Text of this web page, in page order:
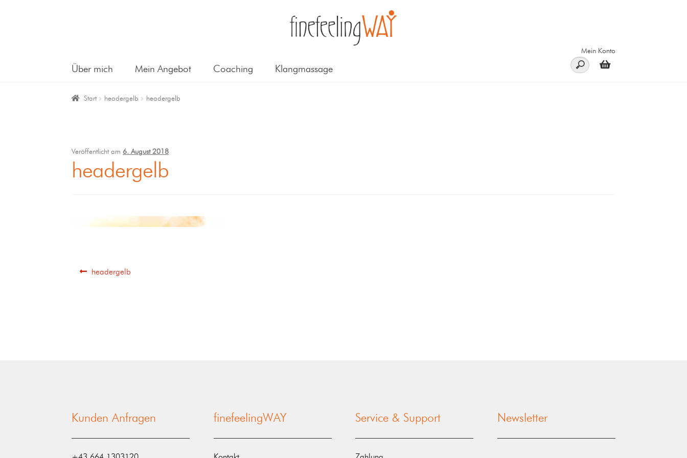
Über mich Mein Angebot Coaching Klangmassage
Mein Konto
Start headergelb headergelb
Veröffentlicht am 6. August 2018
headergelb
headergelb
Kunden Anfragen finefeelingWAY Service & Support Newsletter